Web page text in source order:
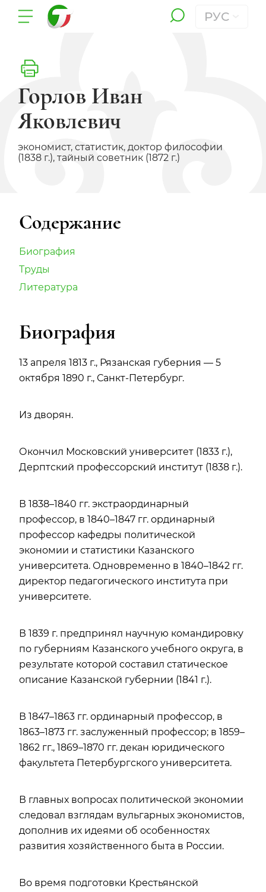
РУС
Горлов Иван
Яковлевич
экономист, статистик, доктор философии
(1838 г.), тайный советник (1872 г.)
Содержание
Биография
Труды
Литература
Биография
13 апреля 1813 г., Рязанская губерния — 5
октября 1890 г., Санкт-Петербург.
Из дворян.
Окончил Московский университет (1833 г.),
Дерптский профессорский институт (1838 г.).
В 1838–1840 гг. экстраординарный
профессор, в 1840–1847 гг. ординарный
профессор кафедры политической
экономии и статистики Казанского
университета. Одновременно в 1840–1842 гг.
директор педагогического института при
университете.
В 1839 г. предпринял научную командировку
по губерниям Казанского учебного округа, в
результате которой составил статическое
описание Казанской губернии (1841 г.).
В 1847–1863 гг. ординарный профессор, в
1863–1873 гг. заслуженный профессор; в 1859–
1862 гг., 1869–1870 гг. декан юридического
факультета Петербургского университета.
В главных вопросах политической экономии
следовал взглядам вульгарных экономистов,
дополнив их идеями об особенностях
развития хозяйственного быта в России.
Во время подготовки Крестьянской